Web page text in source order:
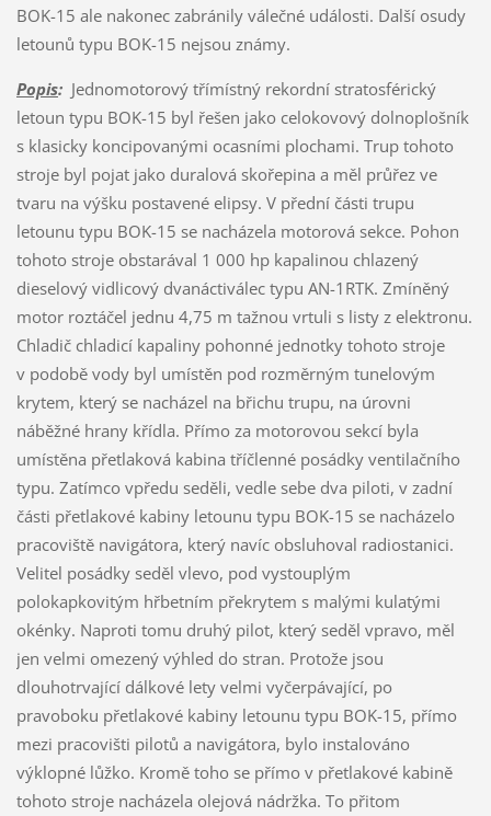
BOK-15 ale nakonec zabránily válečné události. Další osudy
letounů typu BOK-15 nejsou známy.
Popis:Jednomotorový třímístný rekordní stratosférický
letoun typu BOK-15 byl řešen jako celokovový dolnoplošník
s klasicky koncipovanými ocasními plochami. Trup tohoto
stroje byl pojat jako duralová skořepina a měl průřez ve
tvaru na výšku postavené elipsy. V přední části trupu
letounu typu BOK-15 se nacházela motorová sekce. Pohon
tohoto stroje obstarával 1 000 hp kapalinou chlazený
dieselový vidlicový dvanáctiválec typu AN-1RTK. Zmíněný
motor roztáčel jednu 4,75 m tažnou vrtuli s listy z elektronu.
Chladič chladicí kapaliny pohonné jednotky tohoto stroje
v podobě vody byl umístěn pod rozměrným tunelovým
krytem, který se nacházel na břichu trupu, na úrovni
náběžné hrany křídla. Přímo za motorovou sekcí byla
umístěna přetlaková kabina tříčlenné posádky ventilačního
typu. Zatímco vpředu seděli, vedle sebe dva piloti, v zadní
části přetlakové kabiny letounu typu BOK-15 se nacházelo
pracoviště navigátora, který navíc obsluhoval radiostanici.
Velitel posádky seděl vlevo, pod vystouplým
polokapkovitým hřbetním překrytem s malými kulatými
okénky. Naproti tomu druhý pilot, který seděl vpravo, měl
jen velmi omezený výhled do stran. Protože jsou
dlouhotrvající dálkové lety velmi vyčerpávající, po
pravoboku přetlakové kabiny letounu typu BOK-15, přímo
mezi pracovišti pilotů a navigátora, bylo instalováno
výklopné lůžko. Kromě toho se přímo v přetlakové kabině
tohoto stroje nacházela olejová nádržka. To přitom